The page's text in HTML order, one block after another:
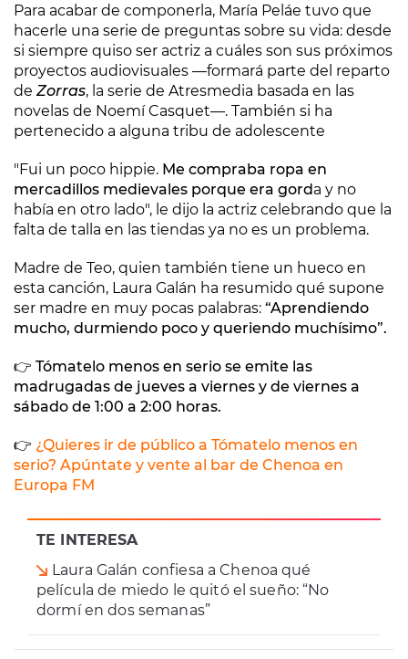
TE INTERESA
Laura Galán confiesa a Chenoa qué
película de miedo le quitó el sueño: “No
dormí en dos semanas”
Para acabar de componerla, María Peláe tuvo que
hacerle una serie de preguntas sobre su vida: desde
si siempre quiso ser actriz a cuáles son sus próximos
proyectos audiovisuales —formará parte del reparto
de Zorras, la serie de Atresmedia basada en las
novelas de Noemí Casquet—. También si ha
pertenecido a alguna tribu de adolescente
"Fui un poco hippie. Me compraba ropa en
mercadillos medievales porque era gorda y no
había en otro lado", le dijo la actriz celebrando que la
falta de talla en las tiendas ya no es un problema.
Madre de Teo, quien también tiene un hueco en
esta canción, Laura Galán ha resumido qué supone
ser madre en muy pocas palabras: “Aprendiendo
mucho, durmiendo poco y queriendo muchísimo”.
👉 Tómatelo menos en serio se emite las
madrugadas de jueves a viernes y de viernes a
sábado de 1:00 a 2:00 horas.
👉 ¿Quieres ir de público a Tómatelo menos en
serio? Apúntate y vente al bar de Chenoa en
Europa FM